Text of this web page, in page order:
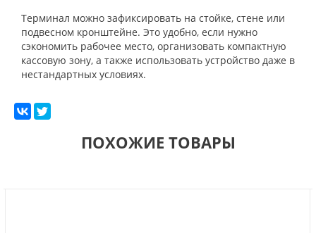
Терминал можно зафиксировать на стойке, стене или
подвесном кронштейне. Это удобно, если нужно
сэкономить рабочее место, организовать компактную
кассовую зону, а также использовать устройство даже в
нестандартных условиях.
ПОХОЖИЕ ТОВАРЫ